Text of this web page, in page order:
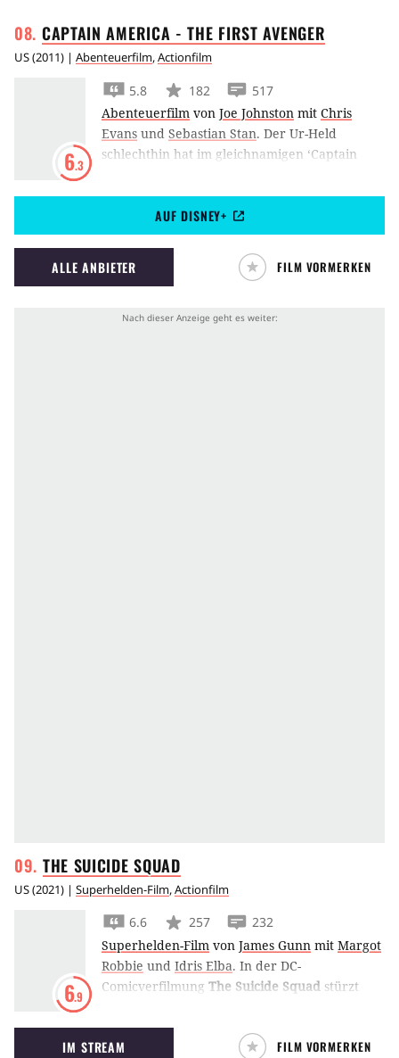
CAPTAIN AMERICA - THE FIRSTAVENGER
US(2011) | Abenteuerfilm,Actionfilm
6.3
5.8 182
517
Abenteuerfilm von Joe Johnston mit Chris
Evans und Sebastian Stan. Der Ur-Held
schlechthin hat im gleichnamigen ‘Captain
hat es zunächst auf Hitler abgesehen, findet
aber in Hugo Weaving seinen eigentlichen
Erzfeind.
AUF DISNEY+
ALLE ANBIETER FILM VORMERKEN
THE SUICIDESQUAD
US(2021) | Superhelden-Film,Actionfilm
6.9
6.6 257
232
Superhelden-Film von James Gunn mit Margot
Robbie und Idris Elba. In der DC-
Comicverfilmung The Suicide Squad stürzt
Truppe an Super-Bösewichten in eine Mission
auf einer von Feinden überlaufenen Insel, die
IM STREAM FILM VORMERKEN